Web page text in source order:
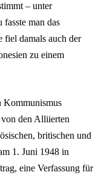
– unter
man das
fiel damals auch der
zu einem
Kommunismus
den Alliierten
britischen und
1. Juni 1948 in
eine Verfassung für